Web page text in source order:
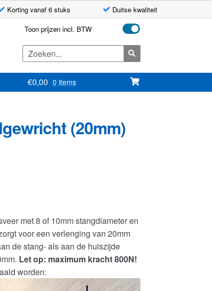
Korting vanaf 6 stuks Duitse kwaliteit
Toon prijzen incl. BTW
Zoeken
naar:
€0,00 0 items
(20mm)
met 8 of 10mm stangdiameter en
voor een verlenging van 20mm
de stang- als aan de huiszijde
Let op: maximum kracht 800N!
worden: